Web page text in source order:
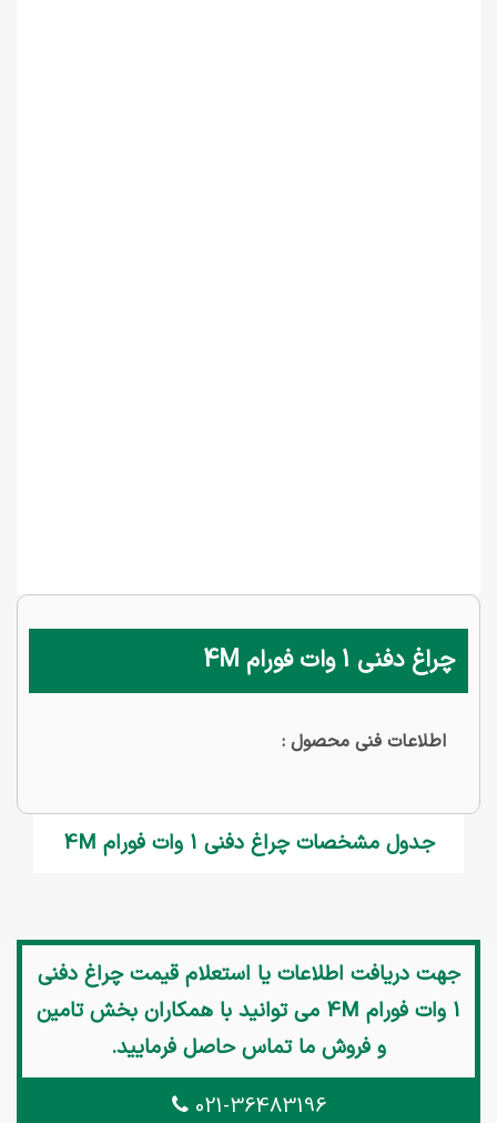
چراغ دفنی 1 وات فورام 4M
اطلاعات فنی محصول :
جدول مشخصات چراغ دفنی 1 وات فورام 4M
جهت دریافت اطلاعات یا استعلام قیمتچراغ دفنی
1 وات فورام 4M
می توانید با همکاران بخش تامین
و فروش ما تماس حاصل فرمایید.
021-36483196